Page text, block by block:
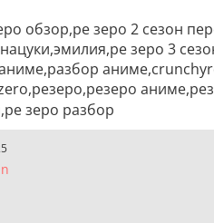
обзор,ре зеро 2 сезон
зеро 3
зеро разбор